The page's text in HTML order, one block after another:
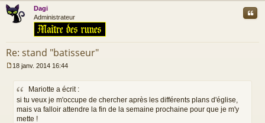
n
l
u
Dagi
Administrateur
Re: stand "batisseur"
Citer
e
18 janv. 2014 16:44
Mariotte a écrit :
si tu veux je m'occupe de chercher après les différents plans d'église,
mais va falloir attendre la fin de la semaine prochaine pour que je m'y
mette !